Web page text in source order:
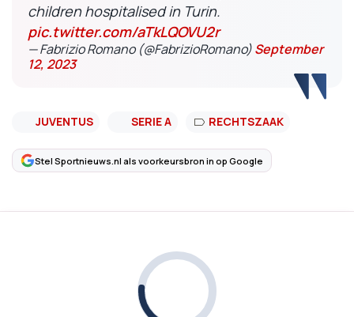
children hospitalised in Turin.
pic.twitter.com/aTkLQOVU2r
— Fabrizio Romano (@FabrizioRomano)September
12, 2023
JUVENTUS SERIE A RECHTSZAAK
Stel Sportnieuws.nl als voorkeursbron in op Google